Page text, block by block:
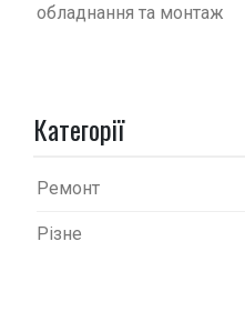
обладнання та монтаж
Категорії
Ремонт
Різне